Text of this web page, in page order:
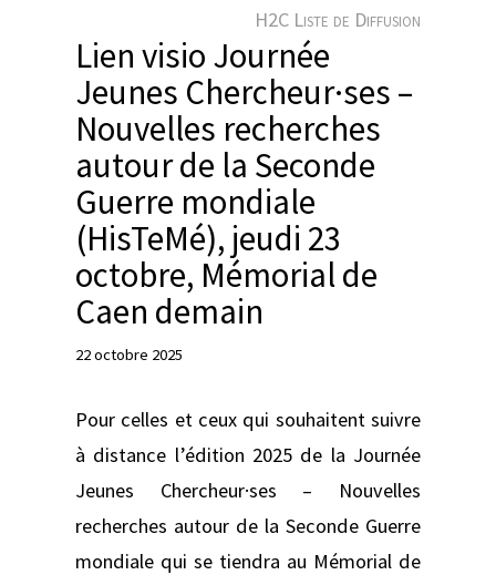
H2C Liste de Diffusion
Lien visio Journée
Jeunes Chercheur·ses –
Nouvelles recherches
autour de la Seconde
Guerre mondiale
(HisTeMé), jeudi 23
octobre, Mémorial de
Caen demain
22 octobre 2025
Pour celles et ceux qui souhaitent suivre
à distance l’édition 2025 de la Journée
Jeunes Chercheur·ses – Nouvelles
recherches autour de la Seconde Guerre
mondiale qui se tiendra au Mémorial de